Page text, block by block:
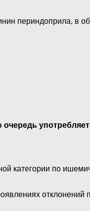
периндоприла, в
категории по
отклонений